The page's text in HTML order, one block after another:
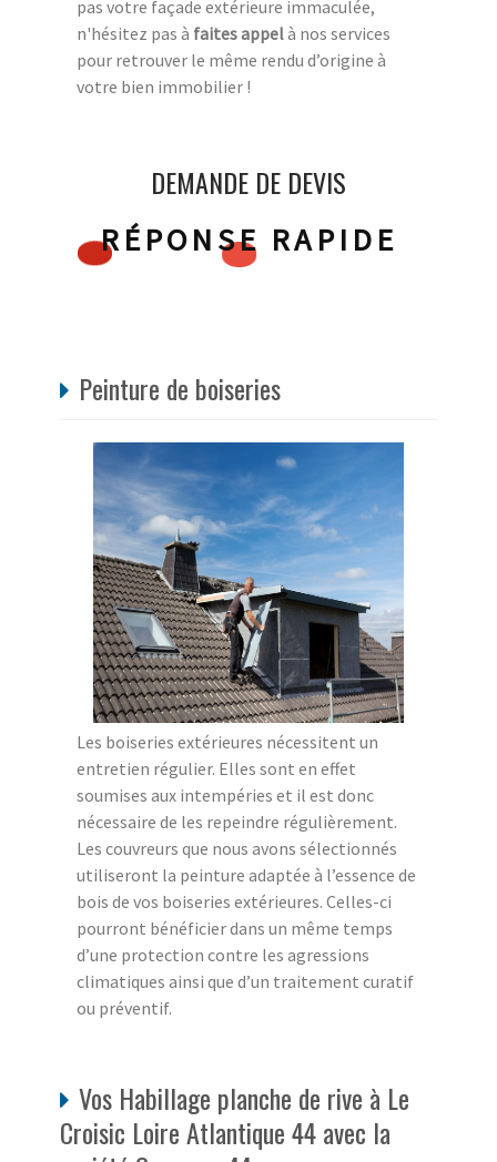
pas votre façade extérieure immaculée,
n'hésitez pas à faites appelà nos services
pour retrouver le même rendu d’origine à
votre bien immobilier !
DEMANDE DE DEVIS
RÉPONSE RAPIDE
Peinture de boiseries
Les boiseries extérieures nécessitent un
entretien régulier. Elles sont en effet
soumises aux intempéries et il est donc
nécessaire de les repeindre régulièrement.
Les couvreurs que nous avons sélectionnés
utiliseront la peinture adaptée à l’essence de
bois de vos boiseries extérieures. Celles-ci
pourront bénéficier dans un même temps
d’une protection contre les agressions
climatiques ainsi que d’un traitement curatif
ou préventif.
Vos Habillage planche de rive à Le
Croisic Loire Atlantique 44 avec la